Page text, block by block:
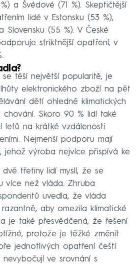
a Švédové (71 %). Skeptičtější
lidé v Estonsku (53 %),
Slovensku (55 %). V České
striktnější opatření, v
těší největší popularitě, je
elektronického zboží na pět
dětí ohledně klimatických
chování. Skoro 90 % lidí také
letů na krátké vzdálenosti
Nejmenší podporu mají
jehož výroba nejvíce přispívá ke
třetiny lidí myslí, že se
více než vláda. Zhruba
uvedla, že vláda
aby omezila klimatické
je také přesvědčená, že řešení
protože je těžké změnit
jednotlivých opatření čeští
ve srovnání s